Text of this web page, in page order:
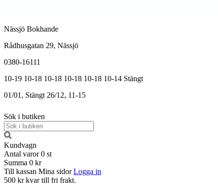
Nässjö Bokhande
Rådhusgatan 29, Nässjö
0380-16111
10-19 10-18 10-18 10-18 10-18 10-14 Stängt
01/01, Stängt 26/12, 11-15
Sök i butiken
Kundvagn
Antal varor 0 st
Summa 0 kr
Till kassan Mina sidor Logga in
500 kr kvar till fri frakt.